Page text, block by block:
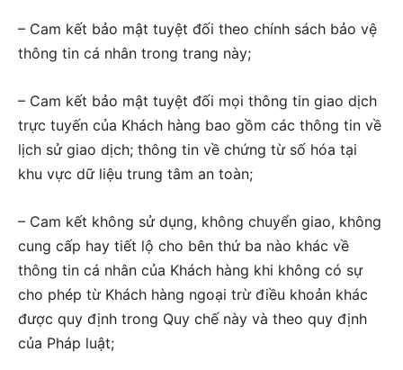
– Cam kết bảo mật tuyệt đối theo chính sách bảo vệ
thông tin cá nhân trong trang này;
– Cam kết bảo mật tuyệt đối mọi thông tin giao dịch
trực tuyến của Khách hàng bao gồm các thông tin về
lịch sử giao dịch; thông tin về chứng từ số hóa tại
khu vực dữ liệu trung tâm an toàn;
– Cam kết không sử dụng, không chuyển giao, không
cung cấp hay tiết lộ cho bên thứ ba nào khác về
thông tin cá nhân của Khách hàng khi không có sự
cho phép từ Khách hàng ngoại trừ điều khoản khác
được quy định trong Quy chế này và theo quy định
của Pháp luật;